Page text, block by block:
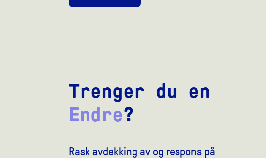
Trenger du en
Endre?
Rask avdekking av og respons på